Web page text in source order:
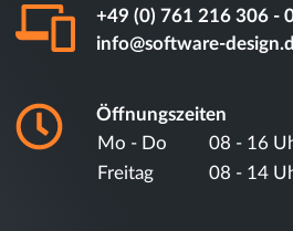
Cloud-Software (SaaS)
Datenbanken & Schnittstellen
KI, Agenten &